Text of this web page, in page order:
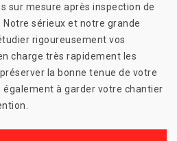
sur mesure après inspection de
Notre sérieux et notre grande
rigoureusement vos
charge très rapidement les
la bonne tenue de votre
également à garder votre chantier